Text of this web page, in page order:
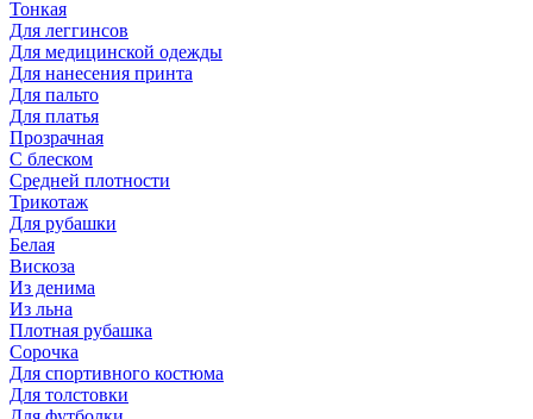
Тонкая
Для леггинсов
Для медицинской одежды
Для нанесения принта
Для пальто
Для платья
Прозрачная
С блеском
Средней плотности
Трикотаж
Для рубашки
Белая
Вискоза
Из денима
Из льна
Плотная рубашка
Сорочка
Для спортивного костюма
Для толстовки